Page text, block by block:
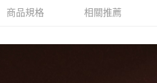
商品規格 相關推薦